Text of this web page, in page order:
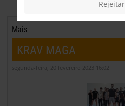
Mais ...
KRAV MAGA
segunda-feira, 20 fevereiro 2023 16:02
Rejeitar